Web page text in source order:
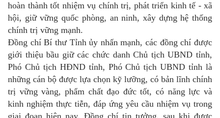
hoàn thành tốt nhiệm vụ chính trị, phát triển kinh tế - xã
hội, giữ vững quốc phòng, an ninh, xây dựng hệ thống
chính trị vững mạnh.
Đồng chí Bí thư Tỉnh ủy nhấn mạnh, các đồng chí được
giới thiệu bầu giữ các chức danh Chủ tịch UBND tỉnh,
Phó Chủ tịch HĐND tỉnh, Phó Chủ tịch UBND tỉnh là
những cán bộ được lựa chọn kỹ lưỡng, có bản lĩnh chính
trị vững vàng, phẩm chất đạo đức tốt, có năng lực và
kinh nghiệm thực tiễn, đáp ứng yêu cầu nhiệm vụ trong